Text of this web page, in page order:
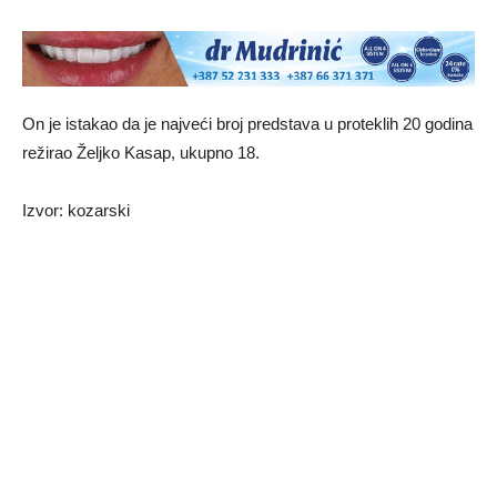
On je istakao da je najveći broj predstava u proteklih 20 godina
režirao Željko Kasap, ukupno 18.
Izvor: kozarski